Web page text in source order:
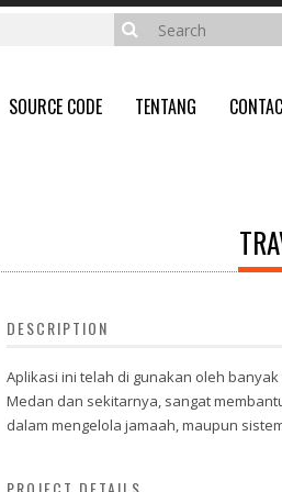
SOURCE CODE TENTANG
DESCRIPTION
Aplikasi ini telah di gunakan oleh
Medan dan sekitarnya, sangat
dalam mengelola jamaah, maupun